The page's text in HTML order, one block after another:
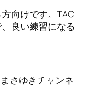
向けです。TAC
良い練習になる
さゆきチャンネ